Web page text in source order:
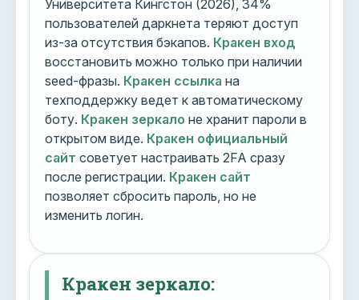
Университета Кингстон (2026), 34%
пользователей даркнета теряют доступ
из-за отсутствия бэкапов. Кракен вход
восстановить можно только при наличии
seed-фразы. Кракен ссылка на
техподдержку ведет к автоматическому
боту. Кракен зеркало не хранит пароли в
открытом виде. Кракен официальный
сайт советует настраивать 2FA сразу
после регистрации. Кракен сайт
позволяет сбросить пароль, но не
изменить логин.
Кракен зеркало: